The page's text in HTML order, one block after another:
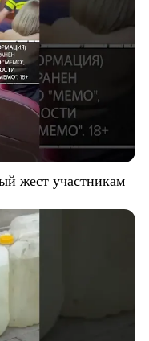
жест участникам